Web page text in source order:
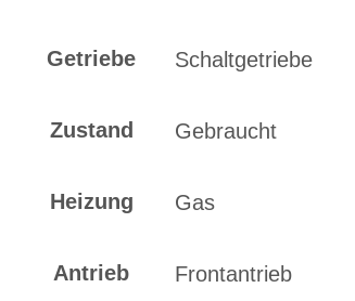
Getriebe Schaltgetriebe
Zustand Gebraucht
Heizung Gas
Antrieb Frontantrieb